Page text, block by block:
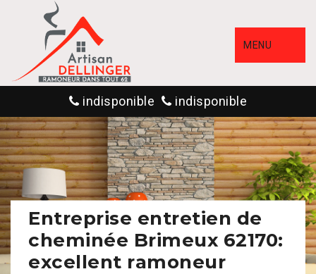
MENU
indisponible indisponible
Entreprise entretien de
cheminée Brimeux 62170:
excellent ramoneur